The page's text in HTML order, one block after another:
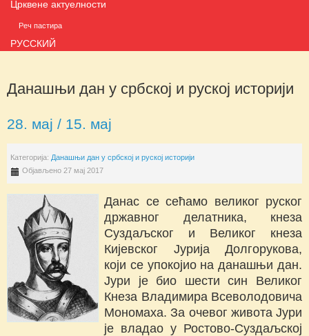
Црквене актуелности
Реч пастира
РУССКИЙ
Данашњи дан у србској и руској историји
28. мај / 15. мај
Категорија: Данашњи дан у србској и руској историји
Објављено 27 мај 2017
Данас се сећамо великог руског
државног делатника, кнеза
Суздаљског и Великог кнеза
Кијевског Јурија Долгорукова,
који се упокојио на данашњи дан.
Јури је био шести син Великог
Кнеза Владимира Всеволодовича
Мономаха. За очевог живота Јури
је владао у Ростово-Суздаљској